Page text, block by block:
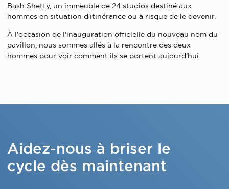
Bash Shetty, un immeuble de 24 studios destiné aux
hommes en situation d'itinérance ou à risque de le devenir.
À l'occasion de l'inauguration officielle du nouveau nom du
pavillon, nous sommes allés à la rencontre des deux
hommes pour voir comment ils se portent aujourd’hui.
Aidez-nous à briser le
cycle dès maintenant